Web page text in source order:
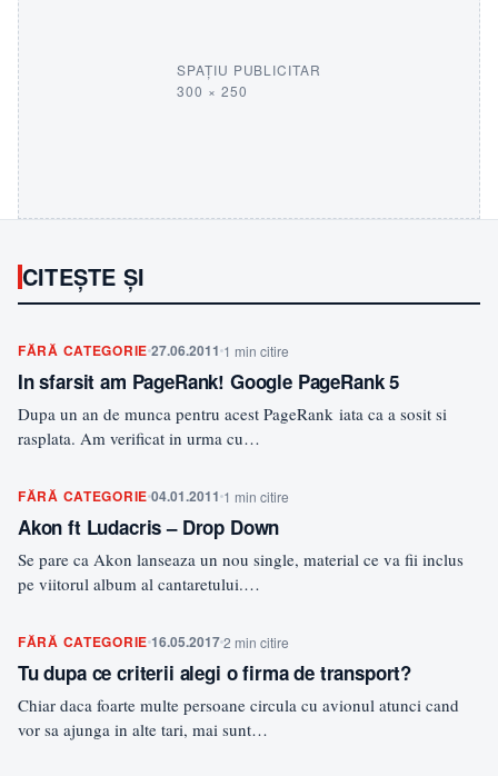
SPAȚIU PUBLICITAR
300 × 250
CITEȘTE ȘI
FĂRĂ CATEGORIE27.06.2011 1 min citire
In sfarsit am PageRank! Google PageRank 5
Dupa un an de munca pentru acest PageRank iata ca a sosit si
rasplata. Am verificat in urma cu…
FĂRĂ CATEGORIE04.01.2011 1 min citire
Akon ft Ludacris – Drop Down
Se pare ca Akon lanseaza un nou single, material ce va fii inclus
pe viitorul album al cantaretului.…
FĂRĂ CATEGORIE16.05.20172 min citire
Tu dupa ce criterii alegi o firma de transport?
Chiar daca foarte multe persoane circula cu avionul atunci cand
vor sa ajunga in alte tari, mai sunt…